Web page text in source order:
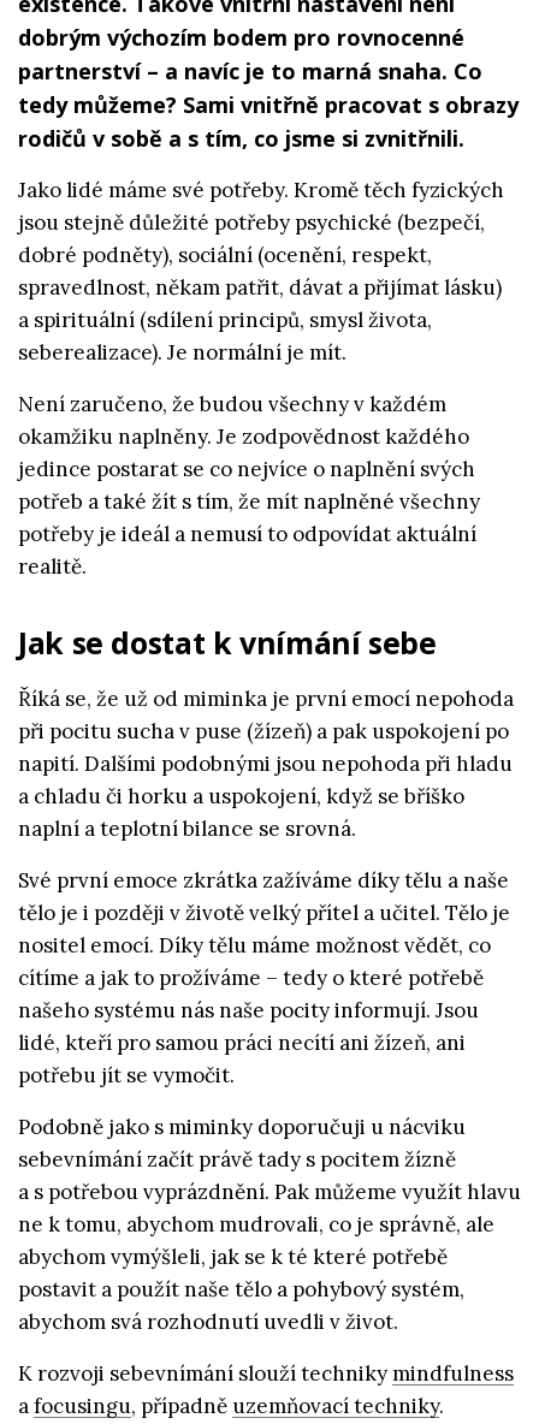
dobrým výchozím bodem pro rovnocenné
partnerství – a navíc je to marná snaha. Co
tedy můžeme? Sami vnitřně pracovat s obrazy
rodičů v sobě a s tím, co jsme si zvnitřnili.
Jako lidé máme své potřeby. Kromě těch fyzických
jsou stejně důležité potřeby psychické (bezpečí,
dobré podněty), sociální (ocenění, respekt,
spravedlnost, někam patřit, dávat a přijímat lásku)
a spirituální (sdílení principů, smysl života,
seberealizace). Je normální je mít.
Není zaručeno, že budou všechny v každém
okamžiku naplněny. Je zodpovědnost každého
jedince postarat se co nejvíce o naplnění svých
potřeb a také žít s tím, že mít naplněné všechny
potřeby je ideál a nemusí to odpovídat aktuální
realitě.
Jak se dostat k vnímání sebe
Říká se, že už od miminka je první emocí nepohoda
při pocitu sucha v puse (žízeň) a pak uspokojení po
napití. Dalšími podobnými jsou nepohoda při hladu
a chladu či horku a uspokojení, když se bříško
naplní a teplotní bilance se srovná.
Své první emoce zkrátka zažíváme díky tělu a naše
tělo je i později v životě velký přítel a učitel. Tělo je
nositel emocí. Díky tělu máme možnost vědět, co
cítíme a jak to prožíváme – tedy o které potřebě
našeho systému nás naše pocity informují. Jsou
lidé, kteří pro samou práci necítí ani žízeň, ani
potřebu jít se vymočit.
Podobně jako s miminky doporučuji u nácviku
sebevnímání začít právě tady s pocitem žízně
a s potřebou vyprázdnění. Pak můžeme využít hlavu
ne k tomu, abychom mudrovali, co je správně, ale
abychom vymýšleli, jak se k té které potřebě
postavit a použít naše tělo a pohybový systém,
abychom svá rozhodnutí uvedli v život.
K rozvoji sebevnímání slouží technikymindfulness
afocusingu, případně uzemňovací techniky.